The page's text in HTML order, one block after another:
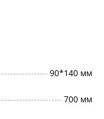
90*140 мм
700 мм